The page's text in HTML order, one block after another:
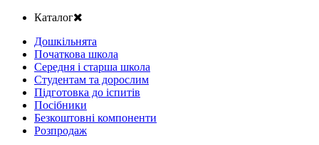
Каталог
Дошкільнята
Початкова школа
Середня і старша школа
Студентам та дорослим
Підготовка до іспитів
Посібники
Безкоштовні компоненти
Розпродаж